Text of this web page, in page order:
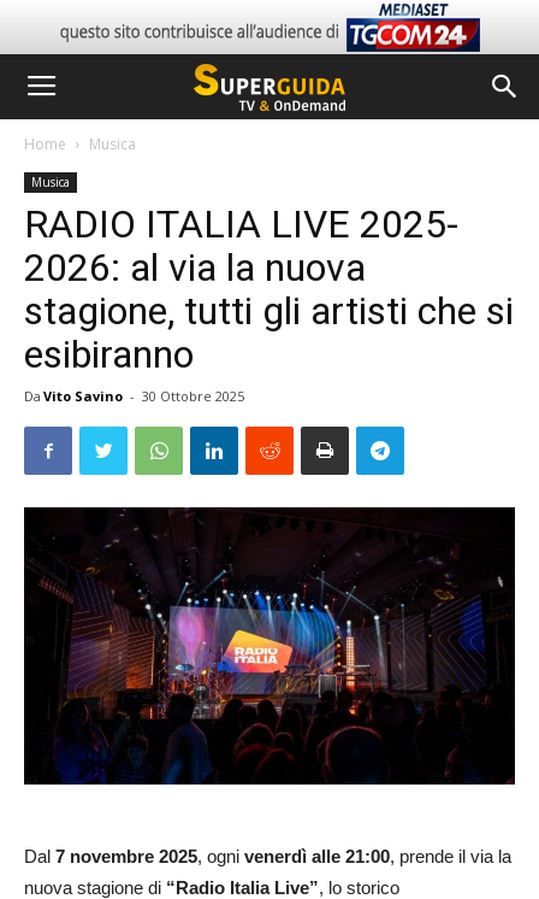
Home Musica
Musica
RADIO ITALIA LIVE 2025-
2026: al via la nuova
stagione, tutti gli artisti che si
esibiranno
Da Vito Savino - 30 Ottobre 2025
Dal 7 novembre 2025, ogni venerdì alle 21:00, prende il via la
nuova stagione di “Radio Italia Live”, lo storico